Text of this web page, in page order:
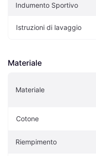
Indumento Sportivo
Istruzioni di lavaggio
Materiale
Materiale
Cotone
Riempimento